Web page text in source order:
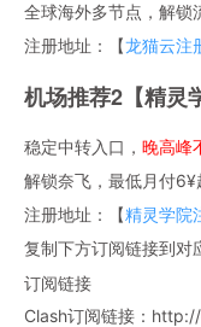
全球海外多节点，解锁
注册地址：【龙猫云注
机场推荐2【精灵
稳定中转入口， 晚高峰
解锁奈飞，最低月付6¥
注册地址：【精灵学院
复制下方订阅链接到对
订阅链接
Clash订阅链接：